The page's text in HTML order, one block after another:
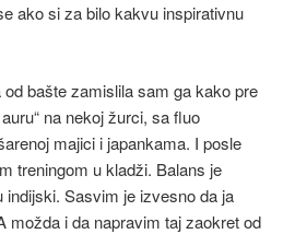
ako si za bilo kakvu inspirativnu
bašte zamislila sam ga kako pre
na nekoj žurci, sa fluo
majici i japankama. I posle
treningom u kladži. Balans je
Sasvim je izvesno da ja
možda i da napravim taj zaokret od